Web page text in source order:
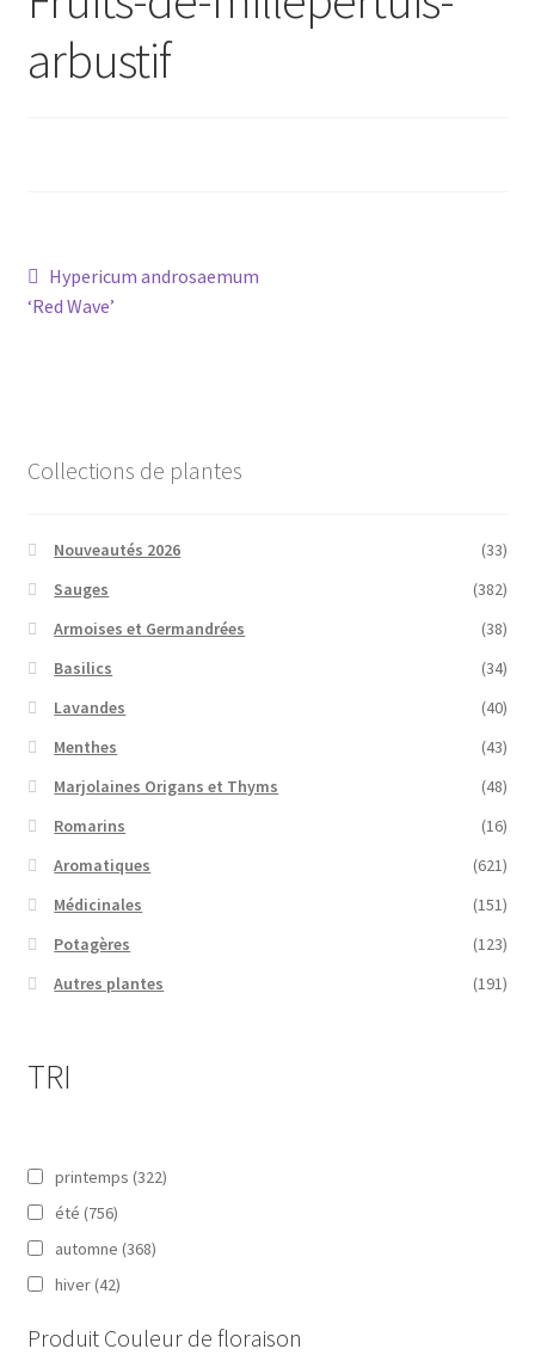
Conseils
arbustif
Navigation
de
Article
précédent :
Hypericum androsaemum
‘Red Wave’
Collections de plantes
Nouveautés 2026
(33)
Sauges
(382)
Armoises et Germandrées
(38)
Basilics
(34)
Lavandes
(40)
Menthes
(43)
Marjolaines Origans et Thyms
(48)
Romarins
(16)
Aromatiques
(621)
Médicinales
(151)
Potagères
(123)
Autres plantes
(191)
TRI
printemps (322)
été (756)
automne (368)
hiver (42)
Produit Couleur de floraison